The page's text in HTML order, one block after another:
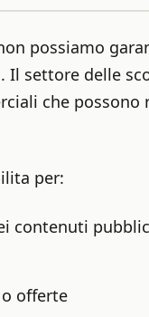
possiamo
Il settore delle
che possono
per:
contenuti
offerte